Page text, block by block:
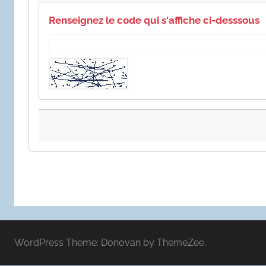
Renseignez le code qui s'affiche ci-desssous
WordPress Theme: Donovan by ThemeZee.